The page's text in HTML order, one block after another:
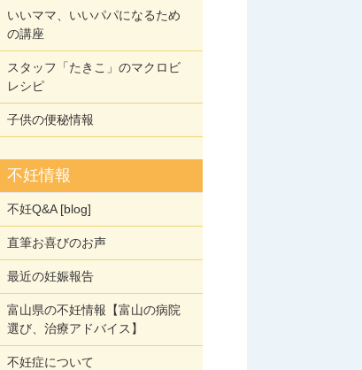
いいママ、いいパパになるため
の講座
スタッフ「たきこ」のマクロビ
レシピ
子供の便秘情報
不妊情報
不妊Q&A [blog]
直筆お喜びのお声
最近の妊娠報告
富山県の不妊情報【富山の病院
選び、治療アドバイス】
不妊症について